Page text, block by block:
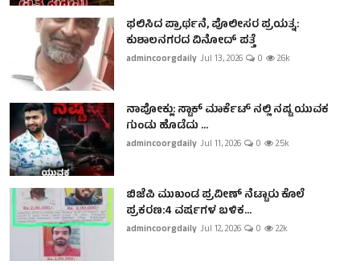
ಫಲಿಸಿದ ಪ್ರಾರ್ಥನೆ, ಪೊಲೀಸರ ಪ್ರಯತ್ನ:
ಕುಶಾಲನಗರದ ವಿನೋದ್ ಪತ್ತೆ
admincoorgdaily Jul 13, 2026 0 2.6k
ನಾಪೋಕ್ಲು: ಸ್ಟಾಕ್ ಮಾರ್ಕೆಟ್ ನಲ್ಲಿ ನಷ್ಟ ಯುವಕ
ಗುಂಡು ಹೊಡೆದು ...
admincoorgdaily Jul 11, 2026 0 2.5k
ಬಿಜೆಪಿ ಮುಖಂಡ ಪ್ರವೀಣ್ ನೆಟ್ಟಾರು ಕೊಲೆ
ಪ್ರಕರಣ:4 ವರ್ಷಗಳ ಬಳಿಕ...
admincoorgdaily Jul 12, 2026 0 2.2k